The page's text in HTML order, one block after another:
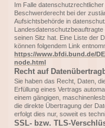
Im Falle
Beschwerderecht bei der
Aufsichtsbehörde in
seinen Sitz hat. Eine Liste der
können folgendem Link
https://www.bfdi.bund.de/
node.html
Recht auf
Sie haben das Recht, Daten,
Erfüllung eines Vertrags
einem gängigen,
die direkte Übertragung der
erfolgt dies nur, soweit es
SSL- bzw. TLS-